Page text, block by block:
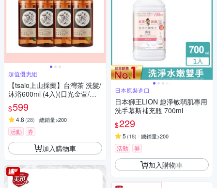
超值優惠組
【tsaio上山採藥】台灣茶 洗髮/
沐浴600ml (4入)(日光金萱/魚
池紅玉/東方美人/文山包種/手捻
花/冷泉玉露/國寶茶/烏龍茶)
$599
4.8 (28) 總銷量>200
活動 券
加入購物車
日本原裝進口
日本獅王LION 趣淨敏弱肌專用
洗手慕斯補充瓶 700ml
$229
5 (18) 總銷量>200
活動 券
加入購物車